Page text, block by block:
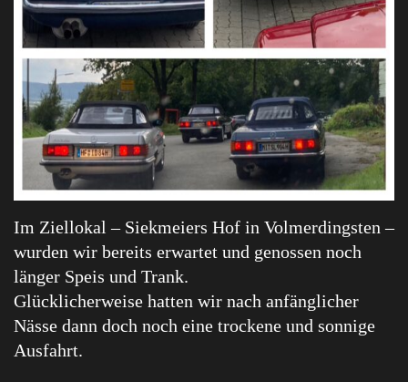
Im Ziellokal – Siekmeiers Hof in Volmerdingsten –
wurden wir bereits erwartet und genossen noch
länger Speis und Trank.
Glücklicherweise hatten wir nach anfänglicher
Nässe dann doch noch eine trockene und sonnige
Ausfahrt.